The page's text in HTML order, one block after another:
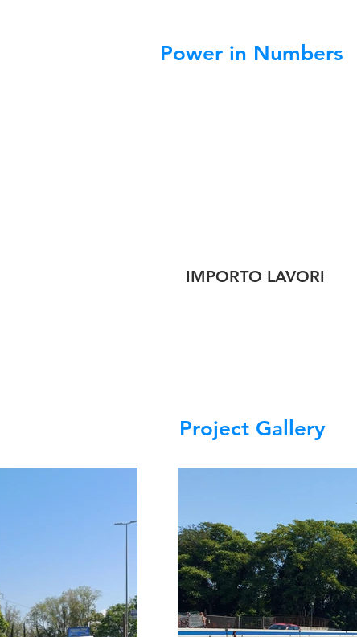
Power in Numbers
IMPORTO LAVORI
Project Gallery